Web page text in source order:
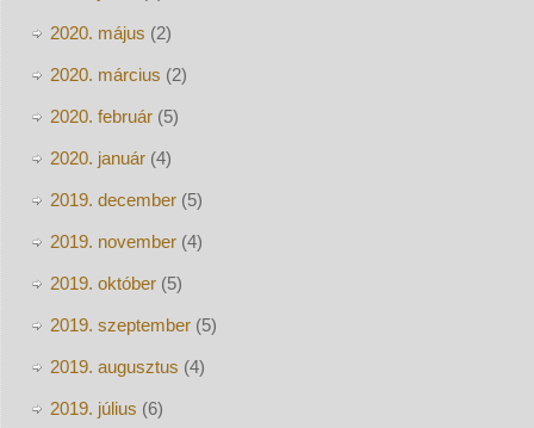
2020. május (2)
2020. március (2)
2020. február(5)
2020. január(4)
2019. december(5)
2019. november(4)
2019. október(5)
2019. szeptember(5)
2019. augusztus (4)
2019. július (6)